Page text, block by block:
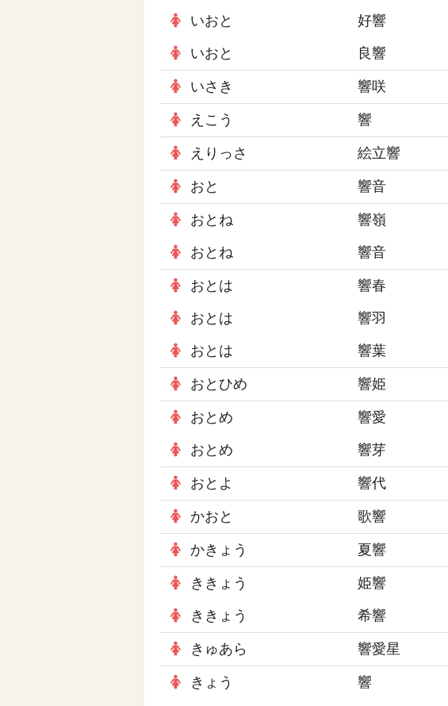
いおと 好響
いおと 良響
いさき 響咲
えこう 響
えりっさ 絵立響
おと 響音
おとね 響嶺
おとね 響音
おとは 響春
おとは 響羽
おとは 響葉
おとひめ 響姫
おとめ 響愛
おとめ 響芽
おとよ 響代
かおと 歌響
かきょう 夏響
ききょう 姫響
ききょう 希響
きゅあら 響愛星
きょう 響